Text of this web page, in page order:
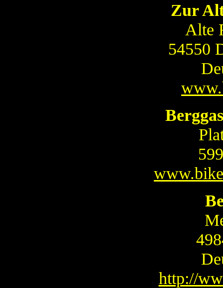
Zur
Alte
54550
http://